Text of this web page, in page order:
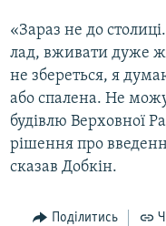
«Зараз не до
лад, вживати дуже
не збереться, я
або спалена. Не
будівлю Верховної
рішення про
сказав Добкін.
Поділитись